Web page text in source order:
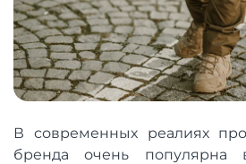
В современных реалиях
бренда очень популярна